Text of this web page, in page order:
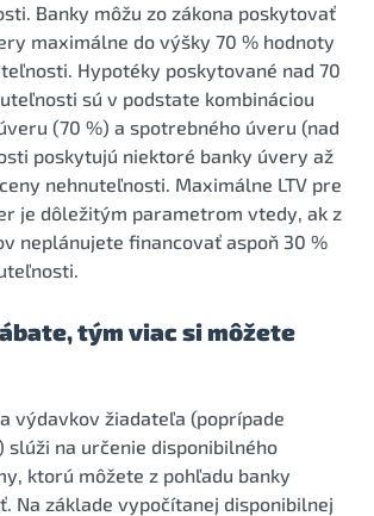
Banky môžu zo zákona poskytovať
maximálne do výšky 70 % hodnoty
Hypotéky poskytované nad 70
sú v podstate kombináciou
(70 %) a spotrebného úveru (nad
poskytujú niektoré banky úvery až
nehnuteľnosti. Maximálne LTV pre
je dôležitým parametrom vtedy, ak z
neplánujete financovať aspoň 30 %
tým viac si môžete
výdavkov žiadateľa (poprípade
slúži na určenie disponibilného
ktorú môžete z pohľadu banky
Na základe vypočítanej disponibilnej